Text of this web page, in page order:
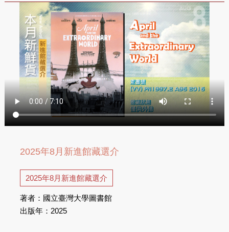
2025年8月新進館藏選介
2025年8月新進館藏選介
著者：國立臺灣大學圖書館
出版年：2025